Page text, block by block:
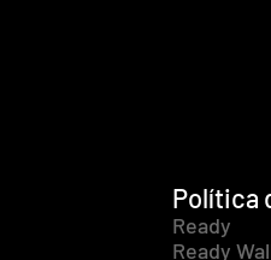
Política
Ready
Ready